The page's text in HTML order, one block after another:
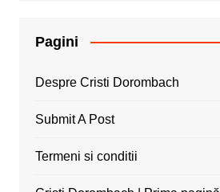
Pagini
Despre Cristi Dorombach
Submit A Post
Termeni si conditii